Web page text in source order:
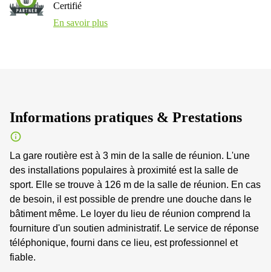
Certifié
En savoir plus
Informations pratiques & Prestations
La gare routière est à 3 min de la salle de réunion. L'une
des installations populaires à proximité est la salle de
sport. Elle se trouve à 126 m de la salle de réunion. En cas
de besoin, il est possible de prendre une douche dans le
bâtiment même. Le loyer du lieu de réunion comprend la
fourniture d'un soutien administratif. Le service de réponse
téléphonique, fourni dans ce lieu, est professionnel et
fiable.